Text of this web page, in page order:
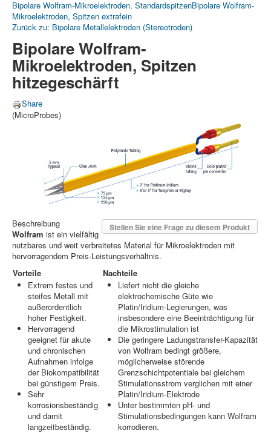
Bipolare Wolfram-Mikroelektroden, StandardspitzenBipolare Wolfram-
Mikroelektroden, Spitzen extrafein
Zurück zu: Bipolare Metallelektroden (Stereotroden)
Bipolare Wolfram-
Mikroelektroden, Spitzen
hitzegeschärft
Share
(MicroProbes)
Stellen Sie eine Frage zu diesem Produkt
Beschreibung
Wolfram ist ein vielfältig
nutzbares und weit verbreitetes Material für Mikroelektroden mit
hervorragendem Preis-Leistungsverhältnis.
Vorteile
Nachteile
Extrem festes und
steifes Metall mit
außerordentlich
hoher Festigkeit.
Hervorragend
geeignet für akute
und chronischen
Aufnahmen infolge
der Biokompatibilität
bei günstigem Preis.
Sehr
korrosionsbeständig
und damit
langzeitbeständig.
Liefert nicht die gleiche
elektrochemische Güte wie
Platin/Iridium-Legierungen, was
insbesondere eine Beeinträchtigung für
die Mikrostimulation ist
Die geringere Ladungstransfer-Kapazität
von Wolfram bedingt größere,
möglicherweise störende
Grenzschichtpotentiale bei gleichem
Stimulationsstrom verglichen mit einer
Platin/Iridium-Elektrode
Unter bestimmten pH- und
Stimulationsbedingungen kann Wolfram
korrodieren.